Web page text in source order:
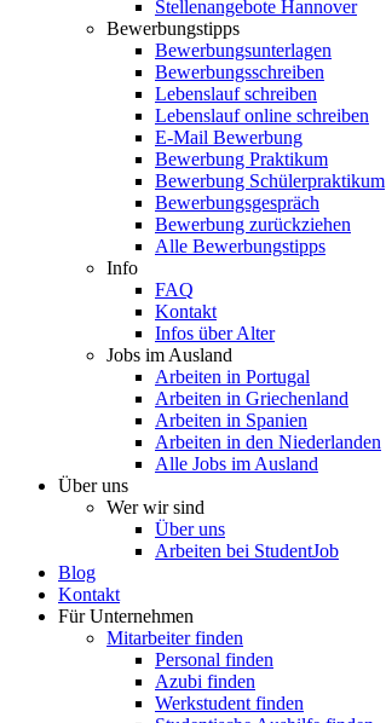
Stellenangebote Hannover
Bewerbungstipps
Bewerbungsunterlagen
Bewerbungsschreiben
Lebenslauf schreiben
Lebenslauf online schreiben
E-Mail Bewerbung
Bewerbung Praktikum
Bewerbung Schülerpraktikum
Bewerbungsgespräch
Bewerbung zurückziehen
Alle Bewerbungstipps
Info
FAQ
Kontakt
Infos über Alter
Jobs im Ausland
Arbeiten in Portugal
Arbeiten in Griechenland
Arbeiten in Spanien
Arbeiten in den Niederlanden
Alle Jobs im Ausland
Über uns
Wer wir sind
Über uns
Arbeiten bei StudentJob
Blog
Kontakt
Für Unternehmen
Mitarbeiter finden
Personal finden
Azubi finden
Werkstudent finden